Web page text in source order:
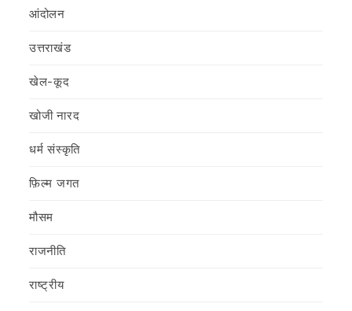
आंदोलन
उत्तराखंड
खेल-कूद
खोजी नारद
धर्म संस्कृति
फ़िल्‍म जगत
मौसम
राजनीति
राष्ट्रीय